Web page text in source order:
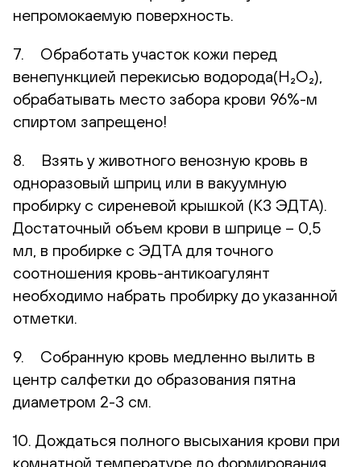
непромокаемую поверхность.
7. Обработать участок кожи перед
венепункцией перекисью водорода(H₂O₂),
обрабатывать место забора крови 96%-м
спиртом запрещено!
8. Взять у животного венозную кровь в
одноразовый шприц или в вакуумную
пробирку с сиреневой крышкой (К3 ЭДТА).
Достаточный объем крови в шприце – 0,5
мл, в пробирке с ЭДТА для точного
соотношения кровь-антикоагулянт
необходимо набрать пробирку до указанной
отметки.
9. Собранную кровь медленно вылить в
центр салфетки до образования пятна
диаметром 2-3 см.
10. Дождаться полного высыхания крови при
комнатной температуре до формирования